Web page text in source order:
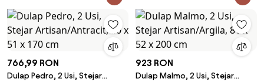
766,99 RON
Dulap Pedro, 2 Usi, Stejar
923 RON
Dulap Malmo, 2 Usi, Stejar